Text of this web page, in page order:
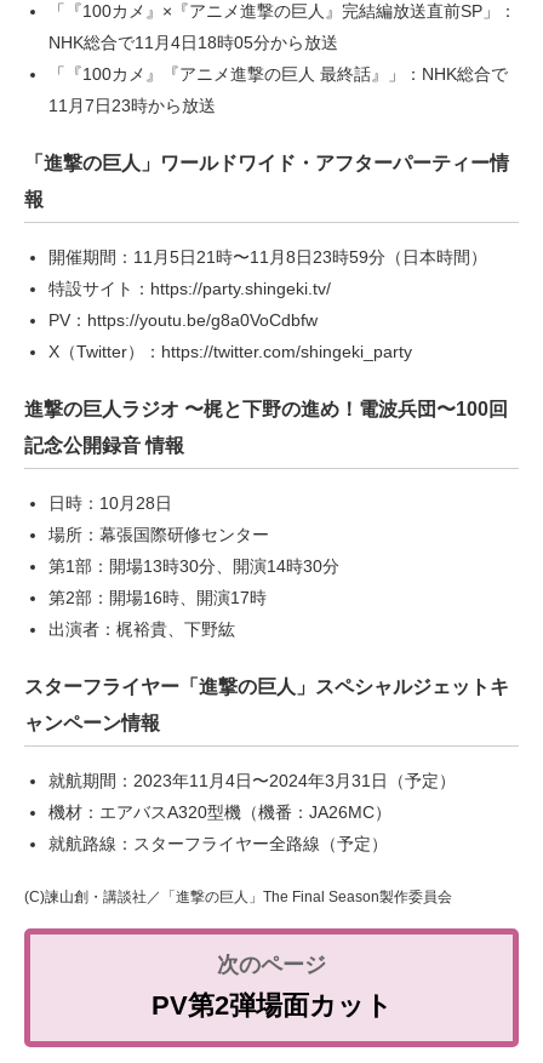
「『100カメ』×『アニメ進撃の巨人』完結編放送直前SP」：
NHK総合で11月4日18時05分から放送
「『100カメ』『アニメ進撃の巨人 最終話』」：NHK総合で
11月7日23時から放送
「進撃の巨人」ワールドワイド・アフターパーティー情
報
開催期間：11月5日21時〜11月8日23時59分（日本時間）
特設サイト：https://party.shingeki.tv/
PV：https://youtu.be/g8a0VoCdbfw
X（Twitter）：https://twitter.com/shingeki_party
進撃の巨人ラジオ 〜梶と下野の進め！電波兵団〜100回
記念公開録音 情報
日時：10月28日
場所：幕張国際研修センター
第1部：開場13時30分、開演14時30分
第2部：開場16時、開演17時
出演者：梶裕貴、下野紘
スターフライヤー「進撃の巨人」スペシャルジェットキ
ャンペーン情報
就航期間：2023年11月4日〜2024年3月31日（予定）
機材：エアバスA320型機（機番：JA26MC）
就航路線：スターフライヤー全路線（予定）
(C)諫山創・講談社／「進撃の巨人」The Final Season製作委員会
PV第2弾場面カット